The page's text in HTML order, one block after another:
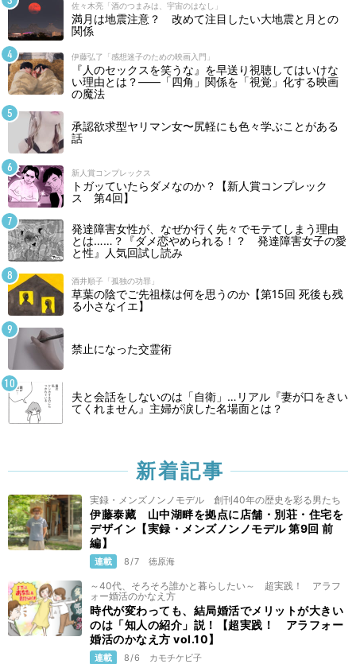
佐々木亮「酒のつまみは、宇宙のはなし」
満月は地震注意？ 改めて注目したい大地震と月との
関係
伊藤弘了「感想迷子のための映画入門」
『人のセックスを笑うな』を早送り視聴してはいけな
い理由とは？――「四角」関係を「視覚」化する映画
の魔法
承認欲求型ヤリマン女〜尻軽にも色々学ぶことがある
話
新人賞コンプレックス
トガッていたらダメなのか？【新人賞コンプレック
ス 第4回】
発達障害女性が、なぜか行く先々でモテてしまう理由
とは……？『ダメ恋やめられる！？ 発達障害女子の愛
と性』人気回試し読み
酒井順子「孤独の功罪」
草葉の陰でご先祖様は何を思うのか【第15回 死後も残
る小さなイエ】
禁止になった交霊術
夫と会話をしないのは「自衛」…リアル『妻が口をきい
てくれません』主婦が涙した名場面とは？
新着記事
実録・メンズノンノモデル 創刊40年の歴史を彩る男たち
伊藤泰藏 山中湖畔を拠点に店舗・別荘・住宅を
デザイン【実録・メンズノンノモデル 第9回 前
編】
連載 8/7 徳原海
～40代、そろそろ誰かと暮らしたい～ 超実践！ アラフ
ォー婚活のかなえ方
時代が変わっても、結局婚活でメリットが大きい
のは「知人の紹介」説！【超実践！ アラフォー
婚活のかなえ方 vol.10】
連載 8/6 カモチケビ子